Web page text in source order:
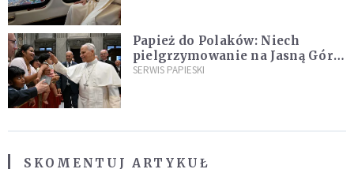
Papież do Polaków: Niech
pielgrzymowanie na Jasną Górę
umocni wiarę i nadzieję
SERWIS PAPIESKI
SKOMENTUJ ARTYKUŁ